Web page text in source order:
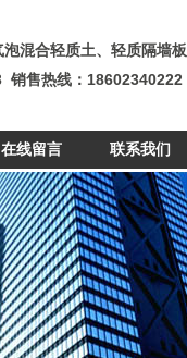
混合轻质土、轻质隔墙板
销售热线：18602340222
在线留言 联系我们